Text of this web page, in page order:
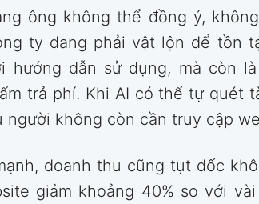
ông không thể đồng ý,
ty đang phải vật lộn để tồn
dẫn sử dụng, mà còn là
trả phí. Khi AI có thể tự quét
không còn cần truy cập
doanh thu cũng tụt dốc
giảm khoảng 40% so với